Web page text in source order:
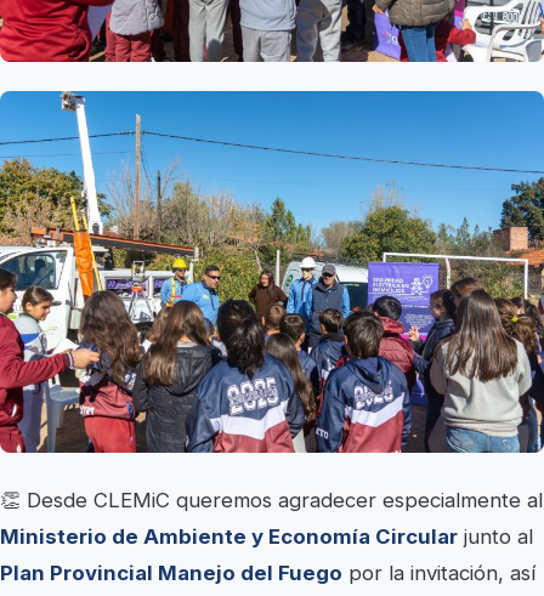
👏 Desde CLEMiC queremos agradecer especialmente al
Ministerio de Ambiente y Economía Circular junto al
Plan Provincial Manejo del Fuego por la invitación, así